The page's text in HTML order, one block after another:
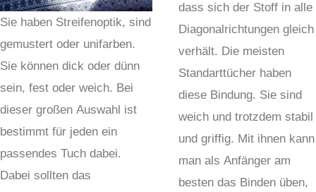
Sie haben Streifenoptik, sind
gemustert oder unifarben.
Sie können dick oder dünn
sein, fest oder weich. Bei
dieser großen Auswahl ist
bestimmt für jeden ein
passendes Tuch dabei.
Dabei sollten das
dass sich der Stoff in alle
Diagonalrichtungen gleich
verhält. Die meisten
Standarttücher haben
diese Bindung. Sie sind
weich und trotzdem stabil
und griffig. Mit ihnen kann
man als Anfänger am
besten das Binden üben,